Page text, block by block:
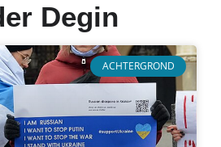
Degin
ACHTERGROND